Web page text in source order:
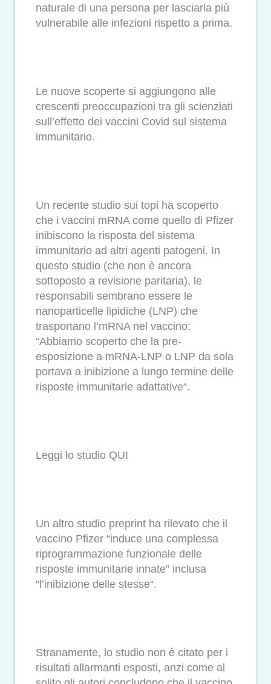
naturale di una persona per lasciarla più
vulnerabile alle infezioni rispetto a prima.
Le nuove scoperte si aggiungono alle
crescenti preoccupazioni tra gli scienziati
sull’effetto dei vaccini Covid sul sistema
immunitario.
Un recente studio sui topi ha scoperto
che i vaccini mRNA come quello di Pfizer
inibiscono la risposta del sistema
immunitario ad altri agenti patogeni. In
questo studio (che non è ancora
sottoposto a revisione paritaria), le
responsabili sembrano essere le
nanoparticelle lipidiche (LNP) che
trasportano l’mRNA nel vaccino:
“Abbiamo scoperto che la pre-
esposizione a mRNA-LNP o LNP da sola
portava a inibizione a lungo termine delle
risposte immunitarie adattative“.
Leggi lo studio QUI
Un altro studio preprint ha rilevato che il
vaccino Pfizer “induce una complessa
riprogrammazione funzionale delle
risposte immunitarie innate” inclusa
“l’inibizione delle stesse“.
Stranamente, lo studio non è citato per i
risultati allarmanti esposti, anzi come al